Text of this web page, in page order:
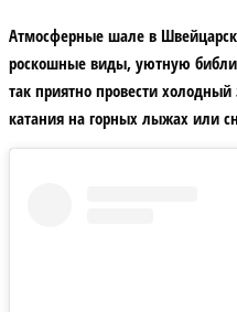
Атмосферные шале в
роскошные виды, уютную
так приятно провести
катания на горных лыжах или